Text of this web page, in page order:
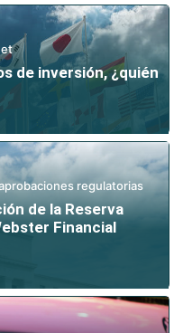
de inversión, ¿quién
regulatorias
de la Reserva
Financial